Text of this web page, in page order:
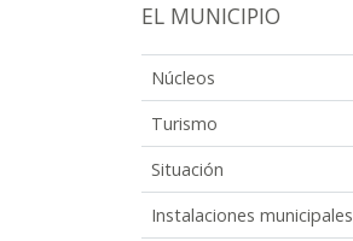
EL MUNICIPIO
Núcleos
Turismo
Situación
Instalaciones municipales